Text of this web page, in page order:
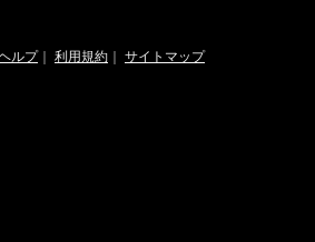
ルプ｜ 利用規約 サイトマップ